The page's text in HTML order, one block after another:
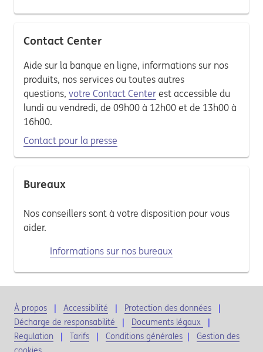
Contact Center
Aide sur la banque en ligne, informations sur nos
produits, nos services ou toutes autres
questions, votre Contact Center est accessible du
lundi au vendredi, de 09h00 à 12h00 et de 13h00 à
16h00.
Contact pour la presse
Bureaux
Nos conseillers sont à votre disposition pour vous
aider.
Informations sur nos bureaux
À propos Accessibilité
Protection des données
Décharge de responsabilité
Documents légaux
Regulation
Tarifs Conditions générales
Gestion des